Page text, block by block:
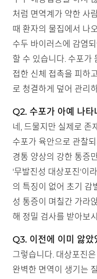
처럼 면역계가 약한 사
때 환자의 물집에서 나
수두 바이러스에 감염
할 수 있습니다. 수포가
접한 신체 접촉을 피하
로 청결하게 덮어 관리
Q2. 수포가 아예 나
네, 드물지만 실제로 존
수포가 육안으로 관찰
경통 양상의 강한 통증
'무발진성 대상포진'이
의 특징이 없어 초기 감
성 통증이 며칠간 가라
해 정밀 검사를 받아보
Q3. 이전에 이미 앓
그렇습니다. 대상포진
완벽한 면역이 생기는